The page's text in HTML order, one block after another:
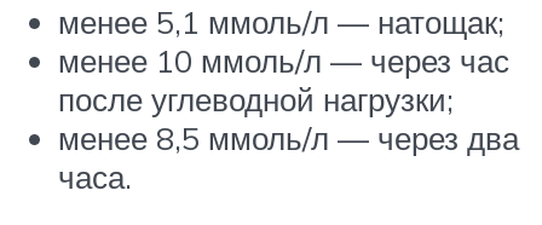
менее 5,1 ммоль/л — натощак;
менее 10 ммоль/л — через час
после углеводной нагрузки;
менее 8,5 ммоль/л — через два
часа.